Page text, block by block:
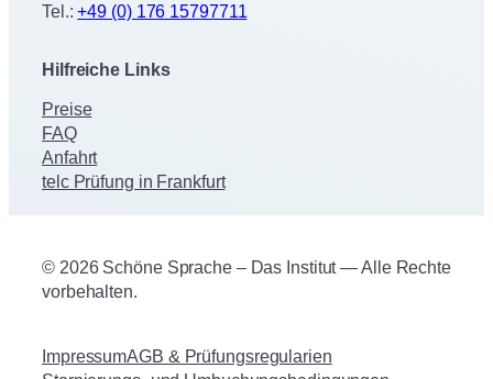
Tel.:+49 (0) 176 15797711
Hilfreiche Links
Preise
FAQ
Anfahrt
telc Prüfung in Frankfurt
© 2026 Schöne Sprache – Das Institut — Alle Rechte
vorbehalten.
ImpressumAGB & Prüfungsregularien